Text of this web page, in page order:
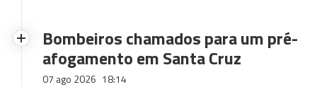
Bombeiros chamados para um pré-
afogamento em Santa Cruz
07 ago 2026 18:14